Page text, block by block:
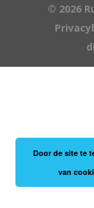
© 2026
Door de site te
van